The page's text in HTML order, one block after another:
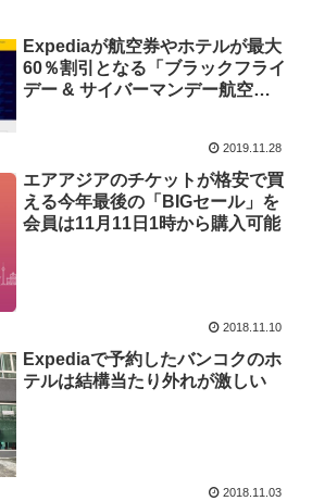
Expediaが航空券やホテルが最大
60％割引となる「ブラックフライ
デー & サイバーマンデー航空券
2019.11.28
エアアジアのチケットが格安で買
える今年最後の「BIGセール」を
会員は11月11日1時から購入可能
2018.11.10
Expediaで予約したバンコクのホ
テルは結構当たり外れが激しい
2018.11.03